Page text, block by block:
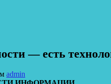
— есть
admin